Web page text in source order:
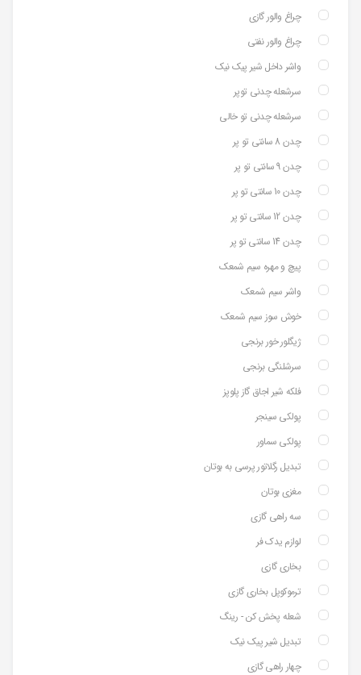
چراغ والور گازی
چراغ والور نفتی
واشر داخل شیر پیک نیک
سرشعله چدنی توپر
سرشعله چدنی تو خالی
چدن 8 سانتی تو پر
چدن 9 سانتی تو پر
چدن 10 سانتی تو پر
چدن 12 سانتی تو پر
چدن 14 سانتی تو پر
پیچ و مهره سیم شمعک
واشر سیم شمعک
خوش سوز سیم شمعک
ژیگلور خور برنجی
سرشلنگی برنجی
فلکه شیر اجاق گاز پلوپز
پولکی سینجر
پولکی سماور
تبدیل رگلاتور پرسی به بوتان
مغزی بوتان
سه راهی گازی
لوازم یدک فر
بخاری گازی
ترموکوپل بخاری گازی
شعله پخش کن - رینگ
تبدیل شیر پیک نیک
چهار راهی گازی